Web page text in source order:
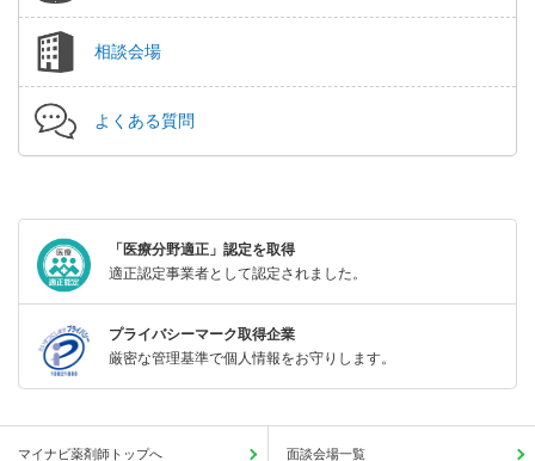
相談会場
よくある質問
「医療分野適正」認定を取得
適正認定事業者として認定されました。
プライバシーマーク取得企業
厳密な管理基準で個人情報をお守りします。
マイナビ薬剤師トップへ 面談会場一覧